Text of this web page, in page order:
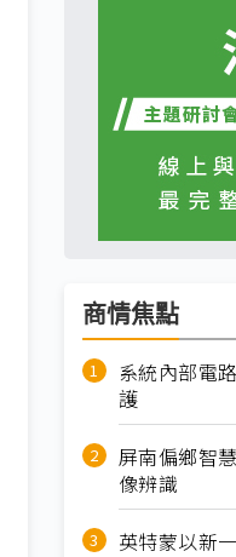
商情焦點
系統內部電
護
屏南偏鄉智
像辨識
英特蒙以新